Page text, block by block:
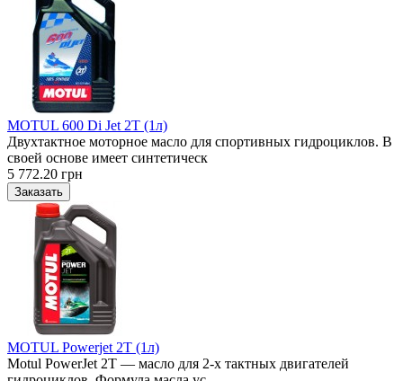
MOTUL 600 Di Jet 2T (1л)
Двухтактное моторное масло для спортивных гидроциклов. В
своей основе имеет синтетическ
5 772.20 грн
MOTUL Powerjet 2T (1л)
Motul PowerJet 2T — масло для 2-х тактных двигателей